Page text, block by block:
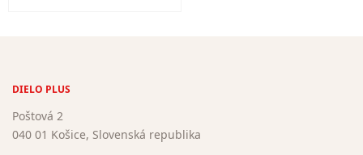
DIELO PLUS
Poštová 2
040 01 Košice, Slovenská republika